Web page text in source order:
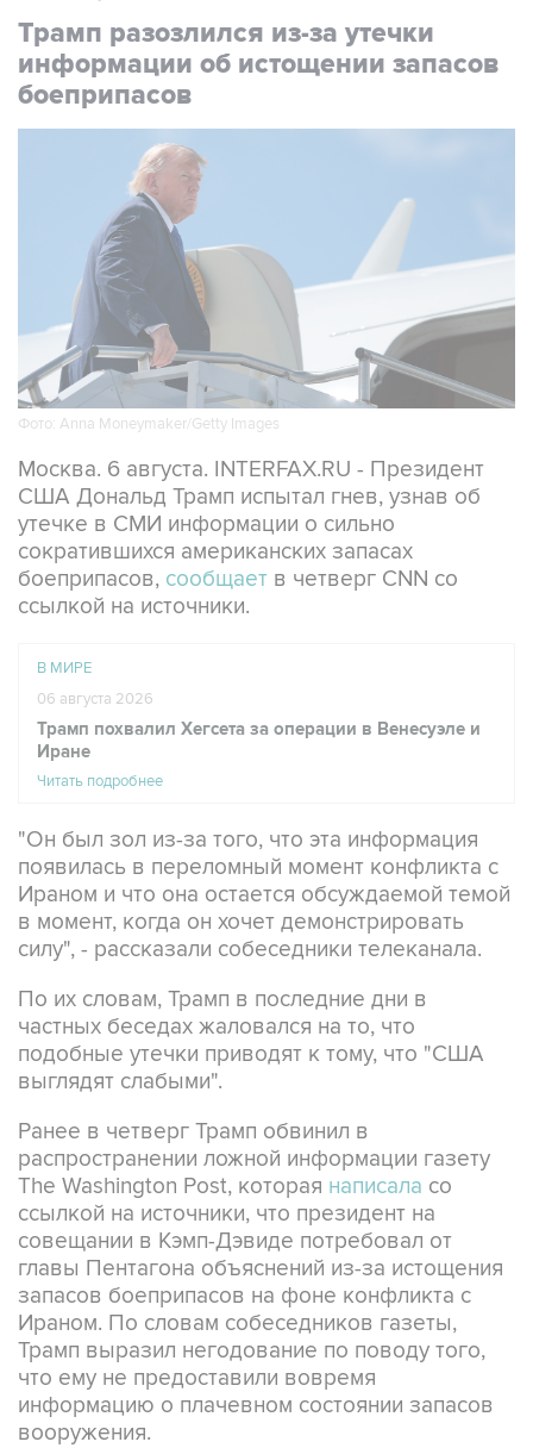
Трамп разозлился из-за утечки
информации об истощении запасов
боеприпасов
Фото: Anna Moneymaker/Getty Images
Москва. 6 августа. INTERFAX.RU - Президент
США Дональд Трамп испытал гнев, узнав об
утечке в СМИ информации о сильно
сократившихся американских запасах
боеприпасов, сообщает в четверг CNN со
ссылкой на источники.
В МИРЕ
06 августа 2026
Трамп похвалил Хегсета за операции в Венесуэле и
Иране
Читать подробнее
"Он был зол из-за того, что эта информация
появилась в переломный момент конфликта с
Ираном и что она остается обсуждаемой темой
в момент, когда он хочет демонстрировать
силу", - рассказали собеседники телеканала.
По их словам, Трамп в последние дни в
частных беседах жаловался на то, что
подобные утечки приводят к тому, что "США
выглядят слабыми".
Ранее в четверг Трамп обвинил в
распространении ложной информации газету
The Washington Post, которая написала со
ссылкой на источники, что президент на
совещании в Кэмп-Дэвиде потребовал от
главы Пентагона объяснений из-за истощения
запасов боеприпасов на фоне конфликта с
Ираном. По словам собеседников газеты,
Трамп выразил негодование по поводу того,
что ему не предоставили вовремя
информацию о плачевном состоянии запасов
вооружения.